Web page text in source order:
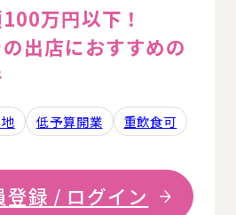
万円以下！
出店におすすめの
低予算開業 重飲食可
登録 / ログイン